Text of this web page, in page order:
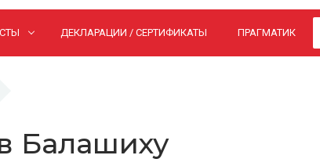
ДЕКЛАРАЦИИ / СЕРТИФИКАТЫ ПРАГМАТИК
Балашиху